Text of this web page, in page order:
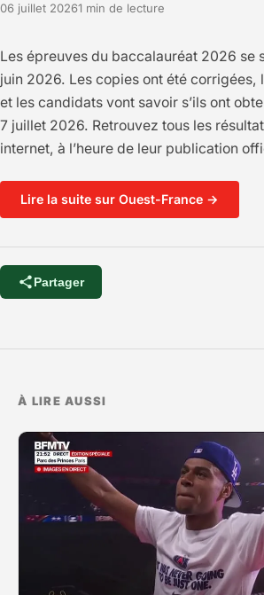
06 juillet 20261 min de lecture
Les épreuves du baccalauréat 2026 se
juin 2026. Les copies ont été corrigées,
et les candidats vont savoir s’ils ont
7 juillet 2026. Retrouvez tous les
internet, à l’heure de leur publication
Lire la suite sur Ouest-France →
Partager
À LIRE AUSSI